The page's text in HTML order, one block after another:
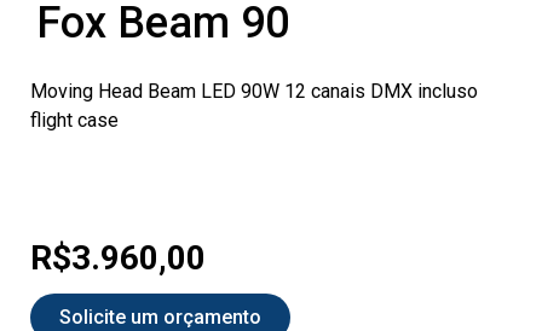
Fox Beam 90
Moving Head Beam LED 90W 12 canais DMX incluso
flight case
R$3.960,00
Solicite um orçamento